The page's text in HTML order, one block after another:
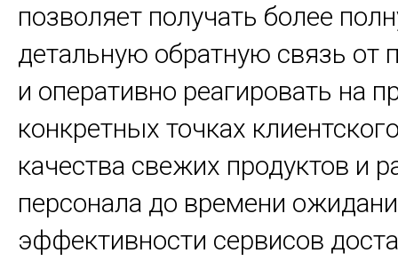
позволяет получать более
детальную обратную связь от
и оперативно реагировать на
конкретных точках
качества свежих продуктов и
персонала до времени
эффективности сервисов